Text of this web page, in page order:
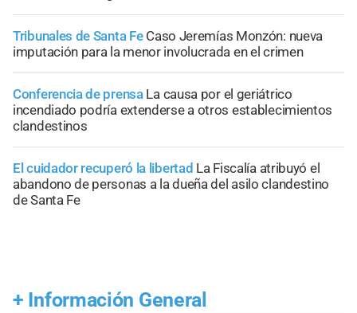
Tribunales de Santa Fe Caso Jeremías Monzón: nueva
imputación para la menor involucrada en el crimen
Conferencia de prensa La causa por el geriátrico
incendiado podría extenderse a otros establecimientos
clandestinos
El cuidador recuperó la libertad La Fiscalía atribuyó el
abandono de personas a la dueña del asilo clandestino
de Santa Fe
+ Información General